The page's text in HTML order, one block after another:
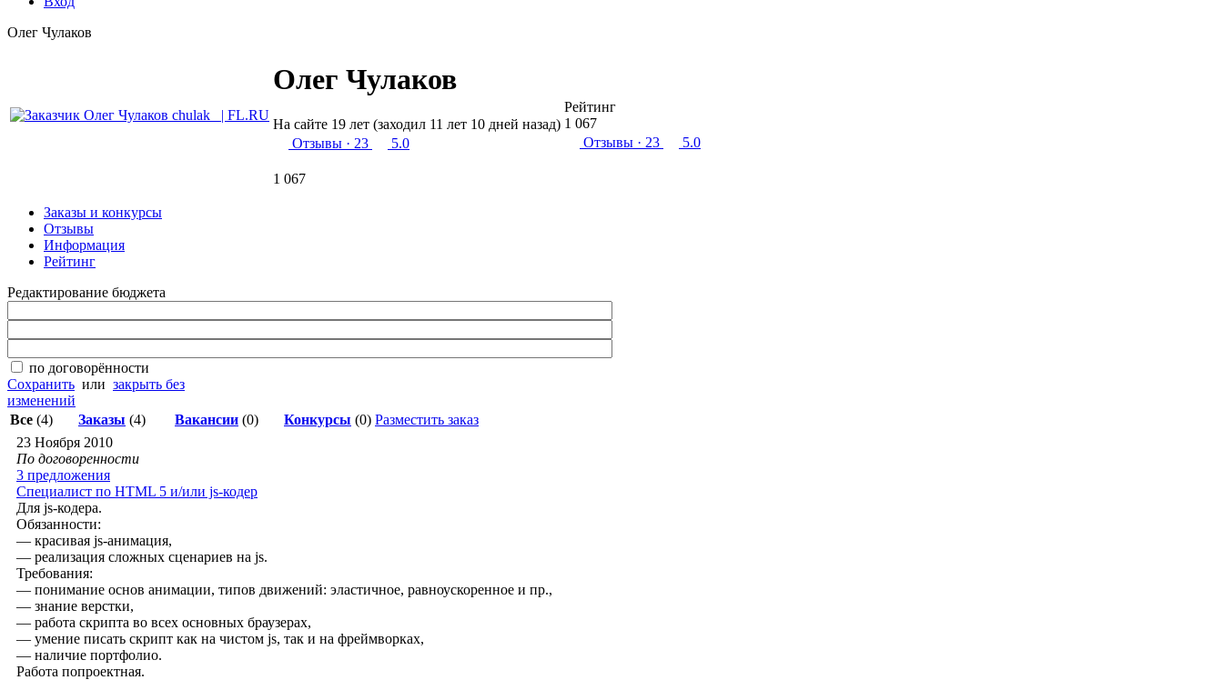
Олег Чулаков
Олег Чулаков
На сайте 19 лет (заходил 11 лет 10 дней назад)
Отзывы · 23 5.0
1 067
Рейтинг
1 067
Отзывы · 23 5.0
Заказы и конкурсы
Отзывы
Информация
Рейтинг
Редактирование бюджета
по договорённости
Сохранить или закрыть без
изменений
Все (4) Заказы (4) Вакансии (0) Конкурсы (0) Разместить заказ
23 Ноября 2010
По договоренности
3 предложения
Специалист по HTML 5 и/или js-кодер
Для js-кодера.
Обязанности:
— красивая js-анимация,
— реализация сложных сценариев на js.
Требования:
— понимание основ анимации, типов движений: эластичное, равноускоренное и пр.,
— знание верстки,
— работа скрипта во всех основных браузерах,
— умение писать скрипт как на чистом js, так и на фреймворках,
— наличие портфолио.
Работа попроектная.